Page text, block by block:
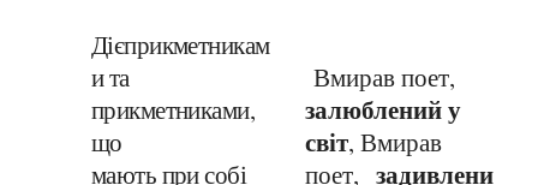
Дієприкметникам
и та
прикметниками,
що
мають при собі
Вмирав поет,
залюблений у
світ, Вмирав
поет, задивлени